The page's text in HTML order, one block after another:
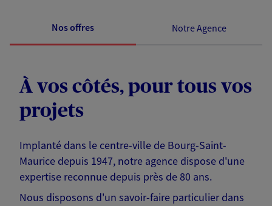
Nos offres Notre Agence
À vos côtés, pour tous vos
projets
Implanté dans le centre-ville de Bourg-Saint-
Maurice depuis 1947, notre agence dispose d'une
expertise reconnue depuis près de 80 ans.
Nous disposons d'un savoir-faire particulier dans